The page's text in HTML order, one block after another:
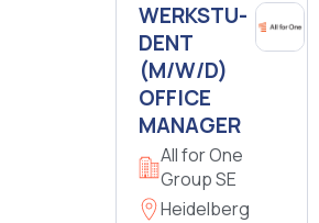
WERK­STU­
DENT
(M/W/D)
OF­FICE
MA­NA­GER
All for One
Group SE
Heidelberg